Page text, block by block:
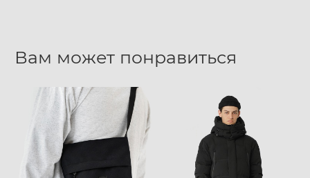
Вам может понравиться